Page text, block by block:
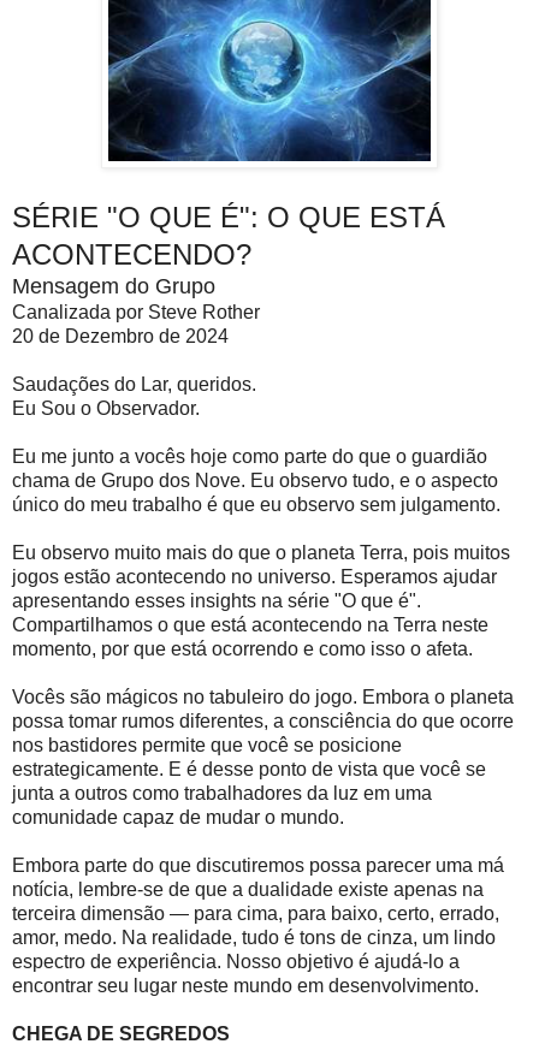
SÉRIE "O QUE É": O QUE ESTÁ
ACONTECENDO?
Mensagem do Grupo
Canalizada por Steve Rother
20 de Dezembro de 2024
Saudações do Lar, queridos.
Eu Sou o Observador.
Eu me junto a vocês hoje como parte do que o guardião
chama de Grupo dos Nove. Eu observo tudo, e o aspecto
único do meu trabalho é que eu observo sem julgamento.
Eu observo muito mais do que o planeta Terra, pois muitos
jogos estão acontecendo no universo. Esperamos ajudar
apresentando esses insights na série "O que é".
Compartilhamos o que está acontecendo na Terra neste
momento, por que está ocorrendo e como isso o afeta.
Vocês são mágicos no tabuleiro do jogo. Embora o planeta
possa tomar rumos diferentes, a consciência do que ocorre
nos bastidores permite que você se posicione
estrategicamente. E é desse ponto de vista que você se
junta a outros como trabalhadores da luz em uma
comunidade capaz de mudar o mundo.
Embora parte do que discutiremos possa parecer uma má
notícia, lembre-se de que a dualidade existe apenas na
terceira dimensão — para cima, para baixo, certo, errado,
amor, medo. Na realidade, tudo é tons de cinza, um lindo
espectro de experiência. Nosso objetivo é ajudá-lo a
encontrar seu lugar neste mundo em desenvolvimento.
CHEGA DE SEGREDOS